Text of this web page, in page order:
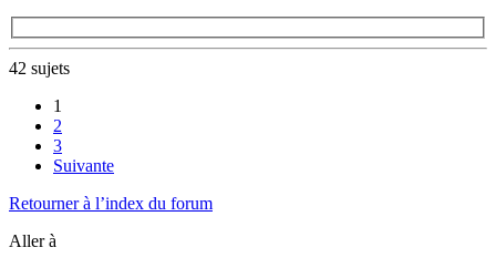
42 sujets
1
2
3
Suivante
Retourner à l’index du forum
Aller à